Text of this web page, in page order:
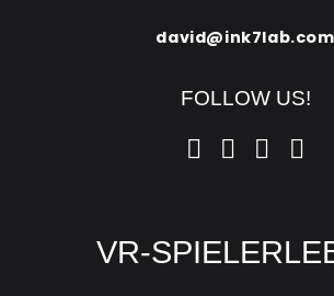
david@ink7lab.com
FOLLOW US!
VR-